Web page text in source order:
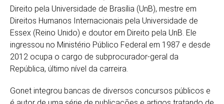
Direito pela Universidade de Brasília (UnB), mestre em
Direitos Humanos Internacionais pela Universidade de
Essex (Reino Unido) e doutor em Direito pela UnB. Ele
ingressou no Ministério Público Federal em 1987 e desde
2012 ocupa o cargo de subprocurador-geral da
República, último nível da carreira.
Gonet integrou bancas de diversos concursos públicos e